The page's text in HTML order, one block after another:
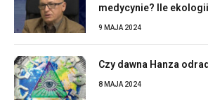
medycynie? Ile
9 MAJA 2024
Czy dawna Hanza
8 MAJA 2024